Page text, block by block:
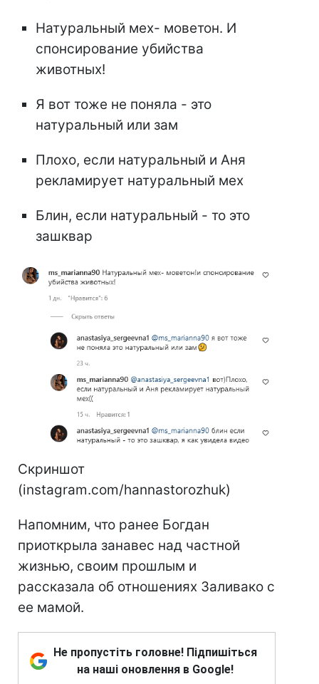
Натуральный мех- моветон. И
спонсирование убийства
животных!
Я вот тоже не поняла - это
натуральный или зам
Плохо, если натуральный и Аня
рекламирует натуральный мех
Блин, если натуральный - то это
зашквар
Скриншот
(instagram.com/hannastorozhuk)
Напомним, что ранее Богдан
приоткрыла занавес над частной
жизнью, своим прошлым и
рассказала об отношениях Заливако с
ее мамой.
Не пропустіть головне! Підпишіться
на наші оновлення в Google!